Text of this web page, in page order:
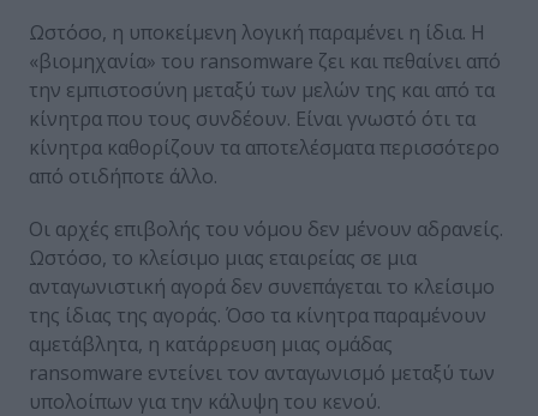
Ωστόσο, η υποκείμενη λογική παραμένει η ίδια. Η
«βιομηχανία» του ransomware ζει και πεθαίνει από
την εμπιστοσύνη μεταξύ των μελών της και από τα
κίνητρα που τους συνδέουν. Είναι γνωστό ότι τα
κίνητρα καθορίζουν τα αποτελέσματα περισσότερο
από οτιδήποτε άλλο.
Οι αρχές επιβολής του νόμου δεν μένουν αδρανείς.
Ωστόσο, το κλείσιμο μιας εταιρείας σε μια
ανταγωνιστική αγορά δεν συνεπάγεται το κλείσιμο
της ίδιας της αγοράς. Όσο τα κίνητρα παραμένουν
αμετάβλητα, η κατάρρευση μιας ομάδας
ransomware εντείνει τον ανταγωνισμό μεταξύ των
υπολοίπων για την κάλυψη του κενού.